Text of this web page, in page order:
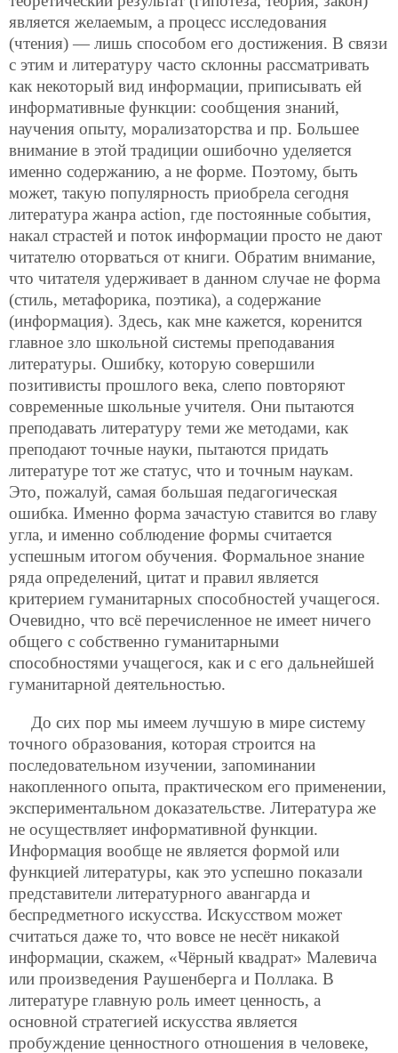
является желаемым, а процесс исследования
(чтения) — лишь способом его достижения. В связи
с этим и литературу часто склонны рассматривать
как некоторый вид информации, приписывать ей
информативные функции: сообщения знаний,
научения опыту, морализаторства и пр. Большее
внимание в этой традиции ошибочно уделяется
именно содержанию, а не форме. Поэтому, быть
может, такую популярность приобрела сегодня
литература жанра action, где постоянные события,
накал страстей и поток информации просто не дают
читателю оторваться от книги. Обратим внимание,
что читателя удерживает в данном случае не форма
(стиль, метафорика, поэтика), а содержание
(информация). Здесь, как мне кажется, коренится
главное зло школьной системы преподавания
литературы. Ошибку, которую совершили
позитивисты прошлого века, слепо повторяют
современные школьные учителя. Они пытаются
преподавать литературу теми же методами, как
преподают точные науки, пытаются придать
литературе тот же статус, что и точным наукам.
Это, пожалуй, самая большая педагогическая
ошибка. Именно форма зачастую ставится во главу
угла, и именно соблюдение формы считается
успешным итогом обучения. Формальное знание
ряда определений, цитат и правил является
критерием гуманитарных способностей учащегося.
Очевидно, что всё перечисленное не имеет ничего
общего с собственно гуманитарными
способностями учащегося, как и с его дальнейшей
гуманитарной деятельностью.
До сих пор мы имеем лучшую в мире систему
точного образования, которая строится на
последовательном изучении, запоминании
накопленного опыта, практическом его применении,
экспериментальном доказательстве. Литература же
не осуществляет информативной функции.
Информация вообще не является формой или
функцией литературы, как это успешно показали
представители литературного авангарда и
беспредметного искусства. Искусством может
считаться даже то, что вовсе не несёт никакой
информации, скажем, «Чёрный квадрат» Малевича
или произведения Раушенберга и Поллака. В
литературе главную роль имеет ценность, а
основной стратегией искусства является
пробуждение ценностного отношения в человеке,